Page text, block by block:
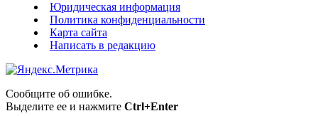
Юридическая информация
Политика конфиденциальности
Карта сайта
Написать в редакцию
Сообщите об ошибке.
Выделите ее и нажмите Ctrl+Enter